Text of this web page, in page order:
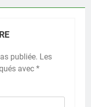
publiée. Les
avec *